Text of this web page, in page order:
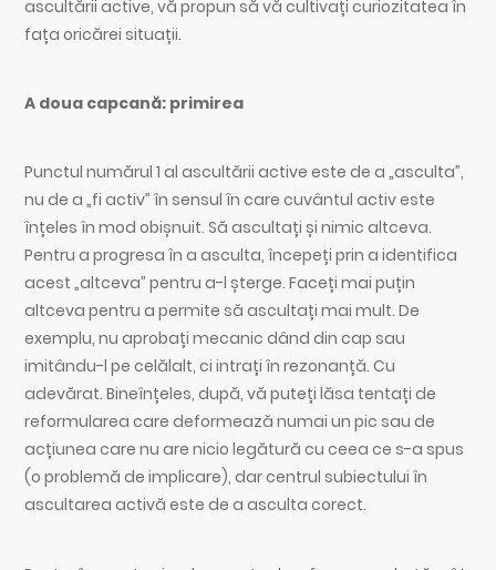
ascultării active, vă propun să vă cultivați curiozitatea în
fața oricărei situații.
A doua capcană: primirea
Punctul numărul 1 al ascultării active este de a „asculta”,
nu de a „fi activ” în sensul în care cuvântul activ este
înțeles în mod obișnuit. Să ascultați și nimic altceva.
Pentru a progresa în a asculta, începeți prin a identifica
acest „altceva” pentru a-l șterge. Faceți mai puțin
altceva pentru a permite să ascultați mai mult. De
exemplu, nu aprobați mecanic dând din cap sau
imitându-l pe celălalt, ci intrați în rezonanță. Cu
adevărat. Bineînțeles, după, vă puteți lăsa tentați de
reformularea care deformează numai un pic sau de
acțiunea care nu are nicio legătură cu ceea ce s-a spus
(o problemă de implicare), dar centrul subiectului în
ascultarea activă este de a asculta corect.